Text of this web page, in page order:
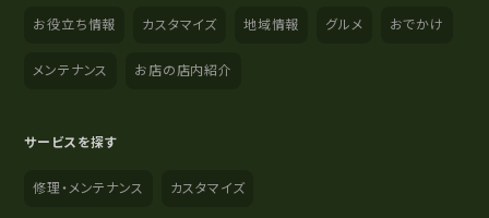
お役立ち情報 カスタマイズ 地域情報 グルメ おでかけ
メンテナンス お店の店内紹介
サービスを探す
修理・メンテナンス カスタマイズ